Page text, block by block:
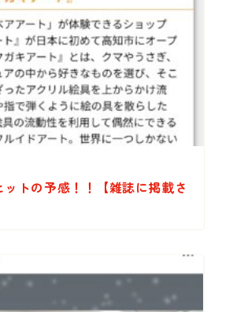
ットの予感！！【雑誌に掲載さ